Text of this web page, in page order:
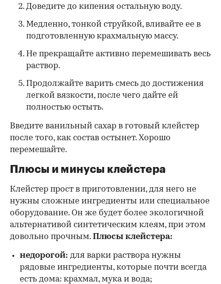
Доведите до кипения остальную воду.
Медленно, тонкой струйкой, вливайте ее в
подготовленную крахмальную массу.
Не прекращайте активно перемешивать весь
раствор.
Продолжайте варить смесь до достижения
легкой вязкости, после чего дайте ей
полностью остыть.
Введите ванильный сахар в готовый клейстер
после того, как состав остынет. Хорошо
перемешайте.
Плюсы и минусы клейстера
Клейстер прост в приготовлении, для него не
нужны сложные ингредиенты или специальное
оборудование. Он же будет более экологичной
альтернативой синтетическим клеям, при этом
довольно прочным. Плюсы клейстера:
недорогой: для варки раствора нужны
рядовые ингредиенты, которые почти всегда
есть дома: крахмал, мука и вода;